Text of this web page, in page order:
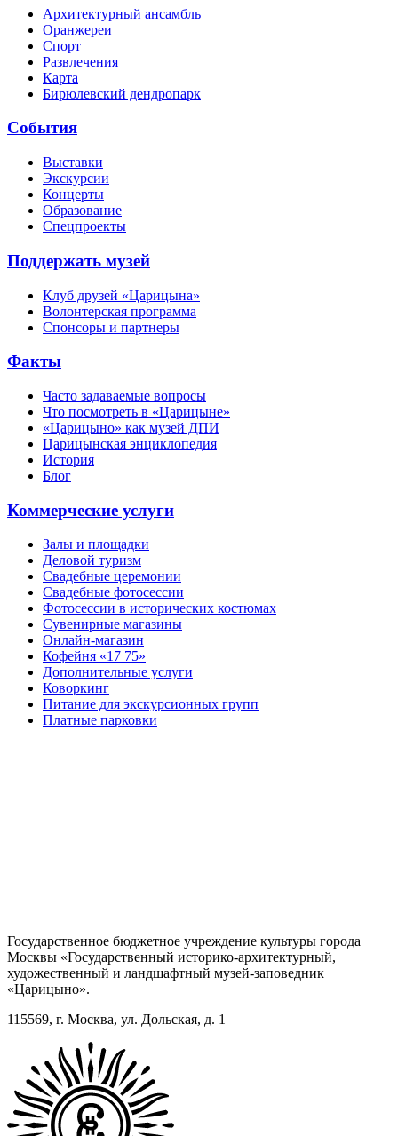
Архитектурный ансамбль
Оранжереи
Спорт
Развлечения
Карта
Бирюлевский дендропарк
События
Выставки
Экскурсии
Концерты
Образование
Спецпроекты
Поддержать музей
Клуб друзей «Царицына»
Волонтерская программа
Спонсоры и партнеры
Факты
Часто задаваемые вопросы
Что посмотреть в «Царицыне»
«Царицыно» как музей ДПИ
Царицынская энциклопедия
История
Блог
Коммерческие услуги
Залы и площадки
Деловой туризм
Свадебные церемонии
Свадебные фотосессии
Фотосессии в исторических костюмах
Сувенирные магазины
Онлайн-магазин
Кофейня «17 75»
Дополнительные услуги
Коворкинг
Питание для экскурсионных групп
Платные парковки
Государственное бюджетное учреждение культуры города
Москвы «Государственный историко-архитектурный,
художественный и ландшафтный музей-заповедник
«Царицыно».
115569, г. Москва, ул. Дольская, д. 1